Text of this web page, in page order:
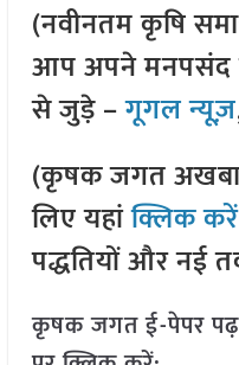
(नवीनतम कृषि
आप अपने मनपसंद
से जुड़े –गूगल न्यूज़
(कृषक जगत
लिए यहांक्लिक करें
पद्धतियों और नई
कृषक जगत ई-पेपर